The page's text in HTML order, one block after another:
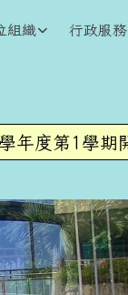
組織 行政服務
1學期開學